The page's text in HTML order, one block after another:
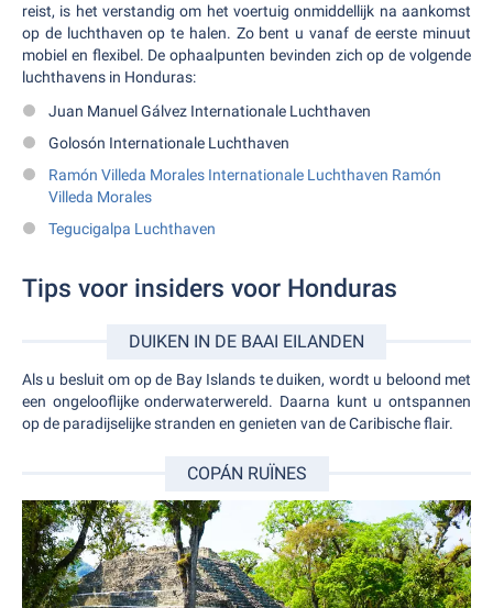
reist, is het verstandig om het voertuig onmiddellijk na aankomst
op de luchthaven op te halen. Zo bent u vanaf de eerste minuut
mobiel en flexibel. De ophaalpunten bevinden zich op de volgende
luchthavens in Honduras:
Juan Manuel Gálvez Internationale Luchthaven
Golosón Internationale Luchthaven
Ramón Villeda Morales Internationale Luchthaven Ramón
Villeda Morales
Tegucigalpa Luchthaven
Tips voor insiders voor Honduras
DUIKEN IN DE BAAI EILANDEN
Als u besluit om op de Bay Islands te duiken, wordt u beloond met
een ongelooflijke onderwaterwereld. Daarna kunt u ontspannen
op de paradijselijke stranden en genieten van de Caribische flair.
COPÁN RUÏNES